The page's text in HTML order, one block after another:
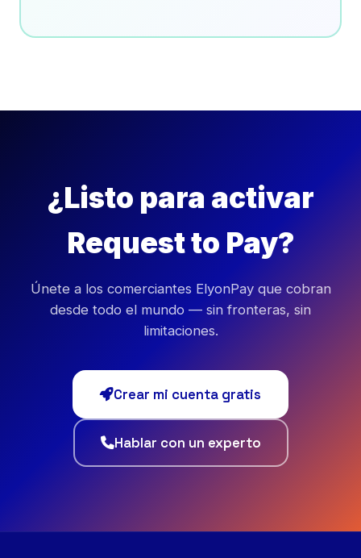
¿Listo para activar
Request to Pay?
Únete a los comerciantes ElyonPay que cobran
desde todo el mundo — sin fronteras, sin
limitaciones.
Crear mi cuenta gratis
Hablar con un experto